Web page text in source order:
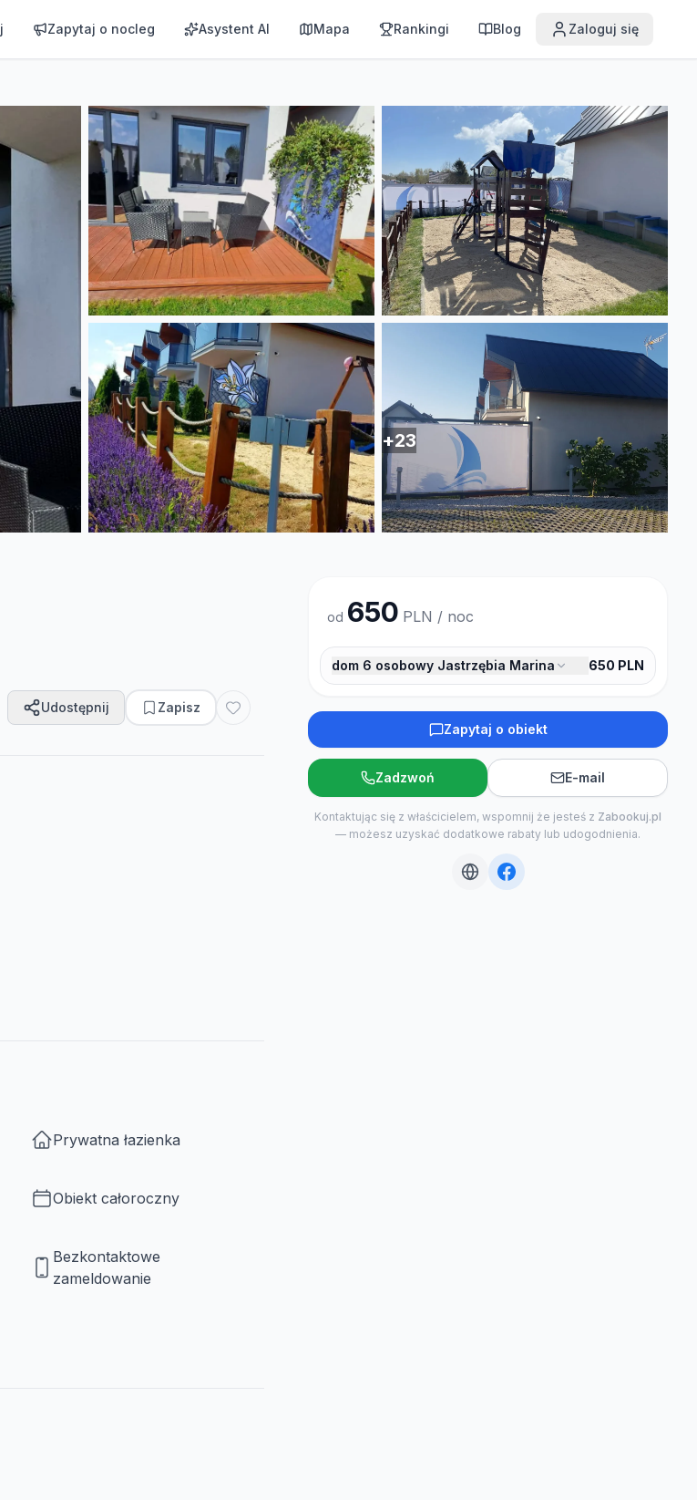
Zapytaj o nocleg Asystent AI Mapa Rankingi Blog Zaloguj się
+23
Udostępnij Zapisz
Prywatna łazienka
Obiekt całoroczny
Bezkontaktowe
zameldowanie
od 650 PLN / noc
dom 6 osobowy Jastrzębia Marina 650 PLN
Zapytaj o obiekt
Zadzwoń E-mail
Kontaktując się z właścicielem, wspomnij że jesteś z Zabookuj.pl
— możesz uzyskać dodatkowe rabaty lub udogodnienia.